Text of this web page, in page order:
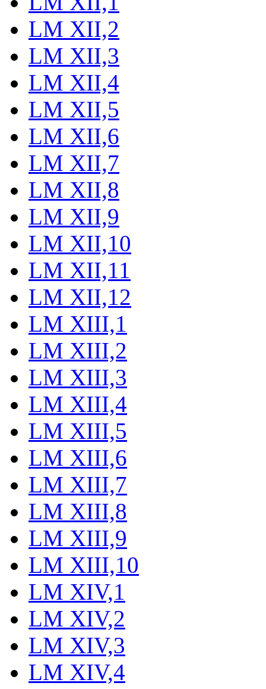
LM XII,2
LM XII,3
LM XII,4
LM XII,5
LM XII,6
LM XII,7
LM XII,8
LM XII,9
LM XII,10
LM XII,11
LM XII,12
LM XIII,1
LM XIII,2
LM XIII,3
LM XIII,4
LM XIII,5
LM XIII,6
LM XIII,7
LM XIII,8
LM XIII,9
LM XIII,10
LM XIV,1
LM XIV,2
LM XIV,3
LM XIV,4